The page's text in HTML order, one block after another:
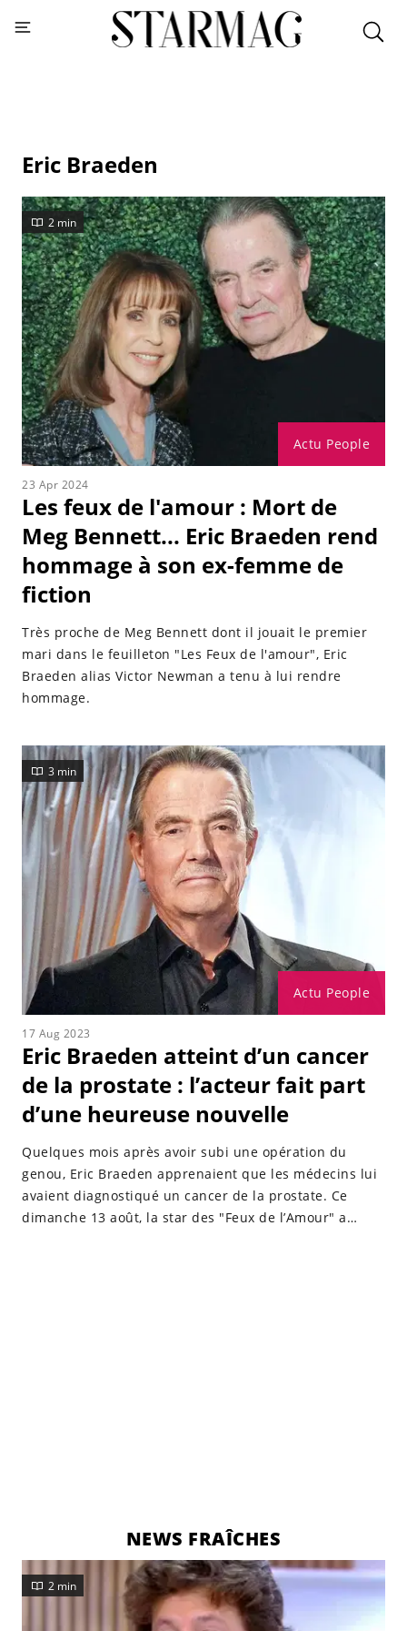
Eric Braeden
Actu People
2 min
23 Apr 2024
Les feux de l'amour : Mort de
Meg Bennett... Eric Braeden rend
hommage à son ex-femme de
fiction
Très proche de Meg Bennett dont il jouait le premier
mari dans le feuilleton "Les Feux de l'amour", Eric
Braeden alias Victor Newman a tenu à lui rendre
hommage.
Actu People
3 min
17 Aug 2023
Eric Braeden atteint d’un cancer
de la prostate : l’acteur fait part
d’une heureuse nouvelle
Quelques mois après avoir subi une opération du
genou, Eric Braeden apprenaient que les médecins lui
avaient diagnostiqué un cancer de la prostate. Ce
dimanche 13 août, la star des "Feux de l’Amour" a
NEWS FRAÎCHES
2 min